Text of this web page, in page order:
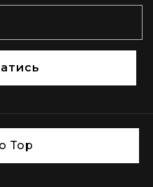
Top